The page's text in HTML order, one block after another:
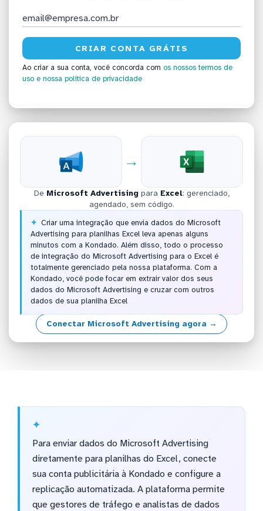
Ao criar a sua conta, você concorda com os nossos termos de
uso e nossa política de privacidade
→
De Microsoft Advertisingpara Excel: gerenciado,
agendado, sem código.
Criar uma integração que envia dados do Microsoft
Advertising para planilhas Excel leva apenas alguns
minutos com a Kondado. Além disso, todo o processo
de integração do Microsoft Advertising para o Excel é
totalmente gerenciado pela nossa plataforma. Com a
Kondado, você pode focar em extrair valor dos seus
dados do Microsoft Advertising e cruzar com outros
dados de sua planilha Excel
Conectar Microsoft Advertising agora →
Para enviar dados do Microsoft Advertising
diretamente para planilhas do Excel, conecte
sua conta publicitária à Kondado e configure a
replicação automatizada. A plataforma permite
que gestores de tráfego e analistas de dados